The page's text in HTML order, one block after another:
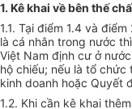
1. Kê khai về bên thế
1.1. Tại điểm 1.4 và
là cá nhân trong nước
Việt Nam định cư ở
hộ chiếu; nếu là tổ
kinh doanh hoặc Quyết
1.2. Khi cần kê khai